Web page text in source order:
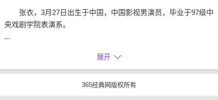
张衣，3月27日出生于中国，中国影视男演员，毕业于97级中
央戏剧学院表演系。
...
展开
365经典网版权所有